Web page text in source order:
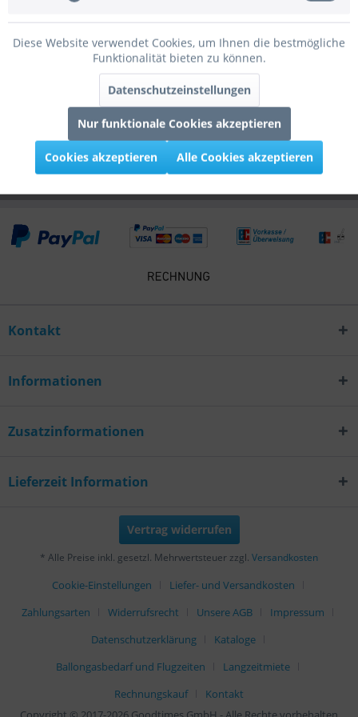
Bewertungen
0
Bewertungen lesen, schreiben und diskutieren...mehr
Infos zum Hersteller
Folgende Infos zum Hersteller sind verfübar......mehr
Kunden kauften auch
Kontakt
Informationen
Zusatzinformationen
Lieferzeit Information
Vertrag widerrufen
* Alle Preise inkl. gesetzl. Mehrwertsteuer zzgl. Versandkosten
Cookie-Einstellungen
Liefer- und Versandkosten
Zahlungsarten
Widerrufsrecht Unsere AGB
Impressum
Datenschutzerklärung
Kataloge
Ballongasbedarf und Flugzeiten
Langzeitmiete
Rechnungskauf
Kontakt
Diese Website verwendet Cookies, um Ihnen die bestmögliche
Funktionalität bieten zu können.
Datenschutzeinstellungen
Nur funktionale Cookies akzeptieren
Cookies akzeptieren Alle Cookies akzeptieren